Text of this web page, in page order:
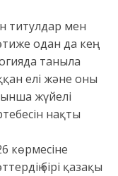
титулдар мен
одан да кең:
таныла
елі және оны
жүйелі
нақты
көрмесіне
бірі қазақы